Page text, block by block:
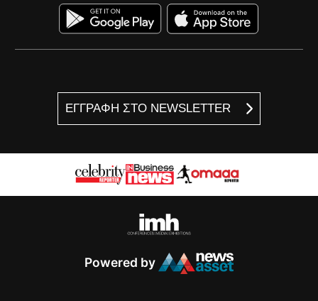
ΕΓΓΡΑΦΗ ΣΤΟ NEWSLETTER
Powered by